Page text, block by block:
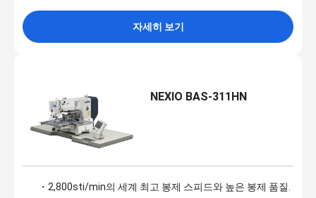
자세히 보기
NEXIO BAS-311HN
・2,800sti/min의 세계 최고 봉제 스피드와 높은 봉제 품질.